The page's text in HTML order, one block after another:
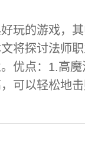
玩的游戏，
将探讨法师
优点：1.高
可以轻松地